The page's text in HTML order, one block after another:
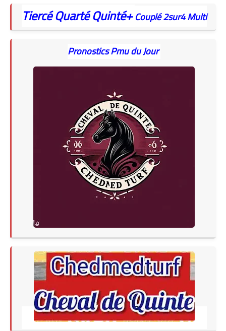
TiercéQuartéQuinté+Couplé2sur4Multi
Pronostics Pmu du Jour